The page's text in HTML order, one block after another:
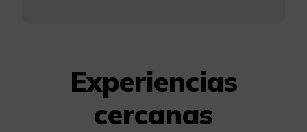
Experiencias
cercanas